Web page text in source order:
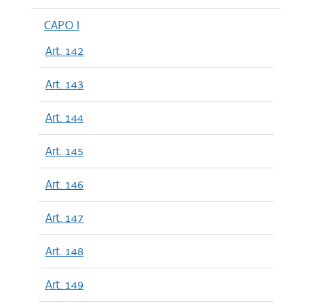
CAPO I
Art. 142
Art. 143
Art. 144
Art. 145
Art. 146
Art. 147
Art. 148
Art. 149